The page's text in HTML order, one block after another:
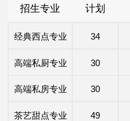
招生专业 计划
时尚西点专业 49
经典西点专业 34
高端私厨专业 30
高端私房专业 30
茶艺甜点专业 49